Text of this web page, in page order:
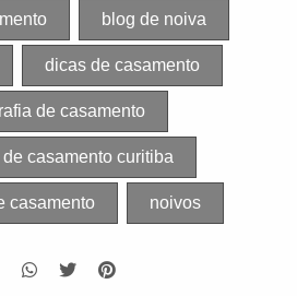
blog de noiva
dicas de casamento
de casamento
casamento curitiba
casamento noivos